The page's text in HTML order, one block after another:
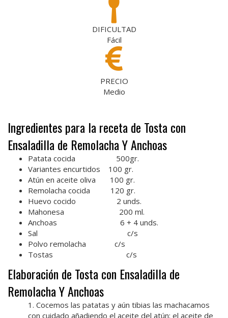
DIFICULTAD
Fácil
PRECIO
Medio
Ingredientes para la receta de Tosta con
Ensaladilla de Remolacha Y Anchoas
Patata cocida 500gr.
Variantes encurtidos 100 gr.
Atún en aceite oliva 100 gr.
Remolacha cocida 120 gr.
Huevo cocido 2 unds.
Mahonesa 200 ml.
Anchoas 6 + 4 unds.
Sal c/s
Polvo remolacha c/s
Tostas c/s
Elaboración de Tosta con Ensaladilla de
Remolacha Y Anchoas
1. Cocemos las patatas y aún tibias las machacamos
con cuidado añadiendo el aceite del atún; el aceite de